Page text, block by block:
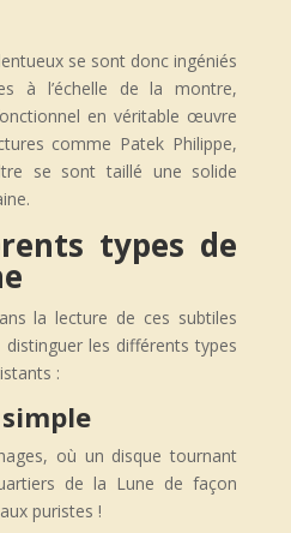
se sont donc ingéniés
à l’échelle de la montre,
en véritable œuvre
comme Patek Philippe,
se sont taillé une solide
types de
la lecture de ces subtiles
les différents types
:
où un disque tournant
de la Lune de façon
puristes !